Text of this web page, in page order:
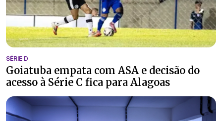
SÉRIE D
Goiatuba empata com ASA e decisão do
acesso à Série C fica para Alagoas